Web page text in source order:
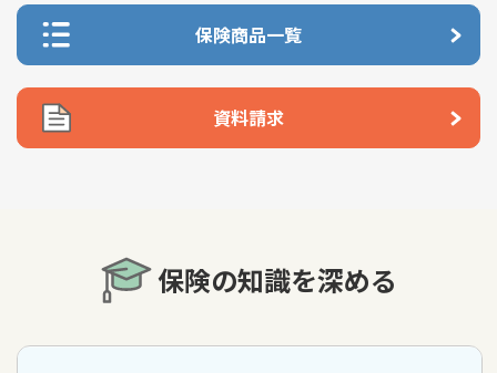
保険商品一覧
資料請求
保険の知識を深める